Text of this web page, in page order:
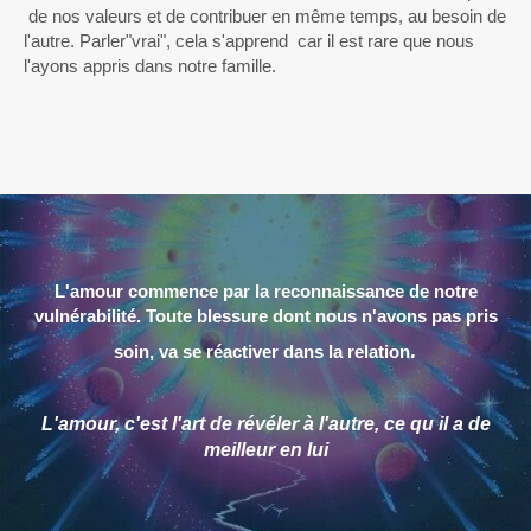
de nos valeurs et de contribuer en même temps, au besoin de
l'autre. Parler"vrai", cela s'apprend car il est rare que nous
l'ayons appris dans notre famille.
L'amour commence par la reconnaissance de notre
vulnérabilité. Toute blessure dont nous n'avons pas pris
soin, va se réactiver dans la relation.
L'amour, c'est l'art de révéler à l'autre, ce qu il a de
meilleur en lui